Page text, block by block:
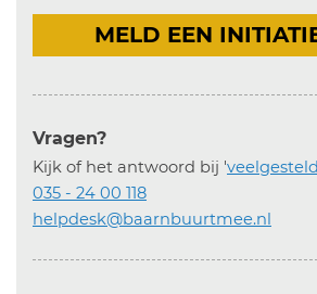
MELD EEN
Vragen?
Kijk of het antwoord bij '
035 - 24 00 118
helpdesk@baarnbuurtmee.nl